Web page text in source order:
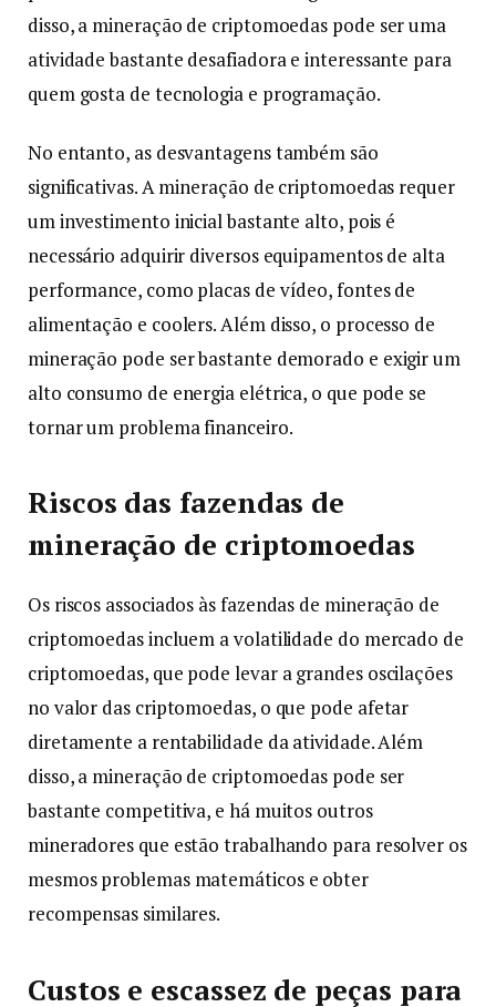
disso, a mineração de criptomoedas pode ser uma
atividade bastante desafiadora e interessante para
quem gosta de tecnologia e programação.
No entanto, as desvantagens também são
significativas. A mineração de criptomoedas requer
um investimento inicial bastante alto, pois é
necessário adquirir diversos equipamentos de alta
performance, como placas de vídeo, fontes de
alimentação e coolers. Além disso, o processo de
mineração pode ser bastante demorado e exigir um
alto consumo de energia elétrica, o que pode se
tornar um problema financeiro.
Riscos das fazendas de
mineração de criptomoedas
Os riscos associados às fazendas de mineração de
criptomoedas incluem a volatilidade do mercado de
criptomoedas, que pode levar a grandes oscilações
no valor das criptomoedas, o que pode afetar
diretamente a rentabilidade da atividade. Além
disso, a mineração de criptomoedas pode ser
bastante competitiva, e há muitos outros
mineradores que estão trabalhando para resolver os
mesmos problemas matemáticos e obter
recompensas similares.
Custos e escassez de peças para